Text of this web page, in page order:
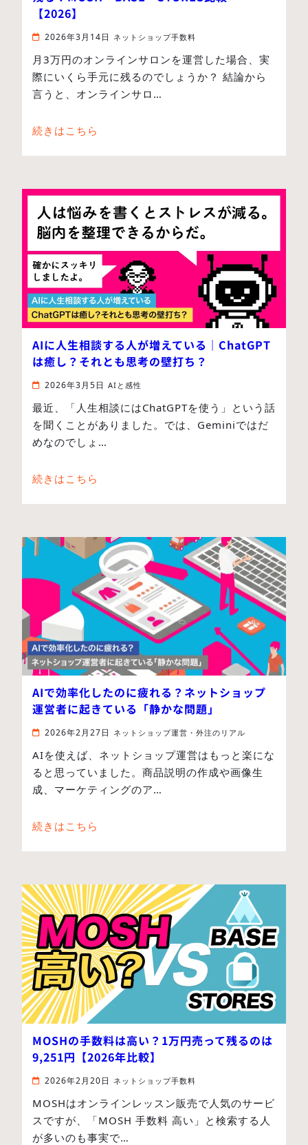
【2026】
2026年3月14日 ネットショップ手数料
月3万円のオンラインサロンを運営した場合、実
際にいくら手元に残るのでしょうか？ 結論から
言うと、オンラインサロ…
続きはこちら
AIに人生相談する人が増えている｜ChatGPT
は癒し？それとも思考の壁打ち？
2026年3月5日 AIと感性
最近、「人生相談にはChatGPTを使う」という話
を聞くことがありました。では、Geminiではだ
めなのでしょ…
続きはこちら
AIで効率化したのに疲れる？ネットショップ
運営者に起きている「静かな問題」
2026年2月27日 ネットショップ運営・外注のリアル
AIを使えば、ネットショップ運営はもっと楽にな
ると思っていました。商品説明の作成や画像生
成、マーケティングのア…
続きはこちら
MOSHの手数料は高い？1万円売って残るのは
9,251円【2026年比較】
2026年2月20日 ネットショップ手数料
MOSHはオンラインレッスン販売で人気のサービ
スですが、「MOSH 手数料 高い」と検索する人
が多いのも事実で…